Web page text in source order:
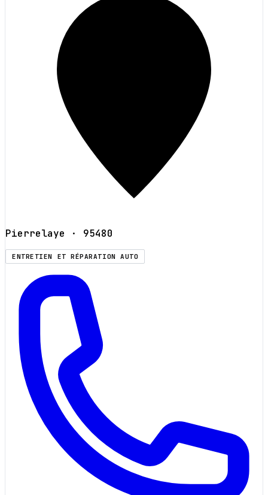
Pierrelaye · 95480
ENTRETIEN ET RÉPARATION AUTO